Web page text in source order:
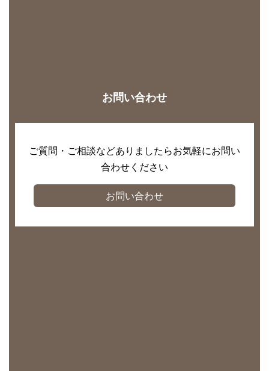
お問い合わせ
ご質問・ご相談などありましたらお気軽にお問い
合わせください
お問い合わせ